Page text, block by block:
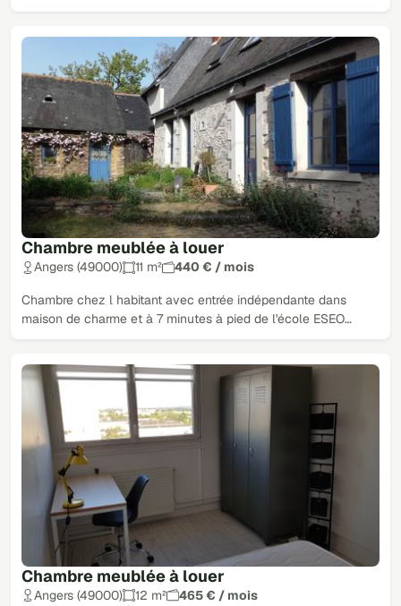
Chambre meublée à louer
Angers (49000) 11 m² 440 € / mois
Chambre chez l habitant avec entrée indépendante dans
maison de charme et à 7 minutes à pied de l'école ESEO…
Chambre meublée à louer
Angers (49000) 12 m² 465 € / mois